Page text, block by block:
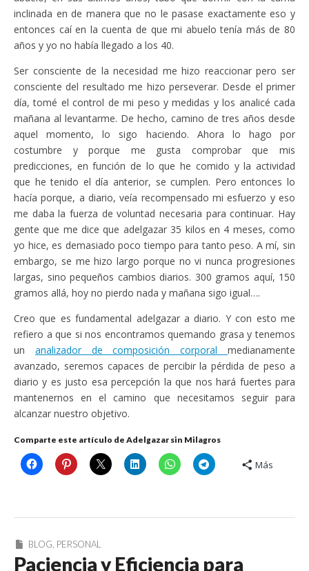
inclinada en de manera que no le pasase exactamente eso y
entonces caí en la cuenta de que mi abuelo tenía más de 80
años y yo no había llegado a los 40.
Ser consciente de la necesidad me hizo reaccionar pero ser
consciente del resultado me hizo perseverar. Desde el primer
día, tomé el control de mi peso y medidas y los analicé cada
mañana al levantarme. De hecho, camino de tres años desde
aquel momento, lo sigo haciendo. Ahora lo hago por
costumbre y porque me gusta comprobar que mis
predicciones, en función de lo que he comido y la actividad
que he tenido el día anterior, se cumplen. Pero entonces lo
hacía porque, a diario, veía recompensado mi esfuerzo y eso
me daba la fuerza de voluntad necesaria para continuar. Hay
gente que me dice que adelgazar 35 kilos en 4 meses, como
yo hice, es demasiado poco tiempo para tanto peso. A mí, sin
embargo, se me hizo largo porque no vi nunca progresiones
largas, sino pequeños cambios diarios. 300 gramos aquí, 150
gramos allá, hoy no pierdo nada y mañana sigo igual….
Creo que es fundamental adelgazar a diario. Y con esto me
refiero a que si nos encontramos quemando grasa y tenemos
un analizador de composición corporalmedianamente
avanzado, seremos capaces de percibir la pérdida de peso a
diario y es justo esa percepción la que nos hará fuertes para
mantenernos en el camino que necesitamos seguir para
alcanzar nuestro objetivo.
Comparte este artículo de Adelgazar sin Milagros
Más
BLOG, PERSONAL
Paciencia y Eficiencia para